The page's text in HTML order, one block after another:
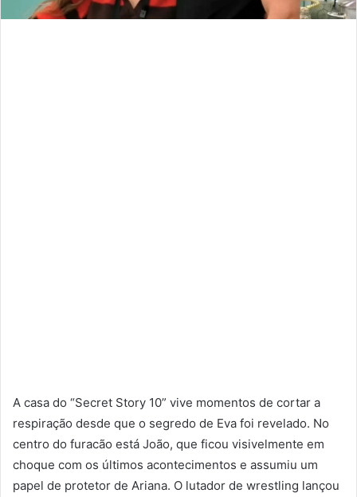
A casa do “Secret Story 10” vive momentos de cortar a
respiração desde que o segredo de Eva foi revelado. No
centro do furacão está João, que ficou visivelmente em
choque com os últimos acontecimentos e assumiu um
papel de protetor de Ariana. O lutador de wrestling lançou